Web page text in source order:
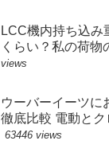
LCC機内持ち込み
くらい？私の荷物
views
ウーバーイーツに
徹底比較 電動と
63446 views